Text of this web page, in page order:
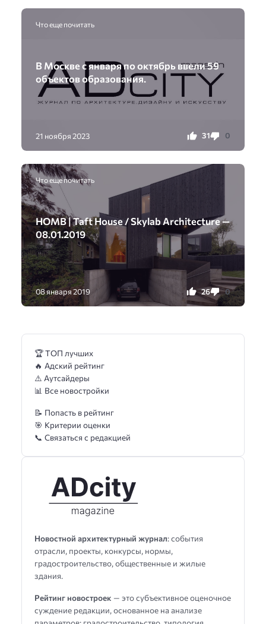
Что еще почитать
В Москве с января по октябрь ввели 59
объектов образования.
21 ноября 2023 31 0
Что еще почитать
HOMB | Taft House / Skylab Architecture —
08.01.2019
08 января 2019 26 0
Новостной архитектурный журнал: события
отрасли, проекты, конкурсы, нормы,
градостроительство, общественные и жилые
здания.
Рейтинг новостроек — это субъективное оценочное
суждение редакции, основанное на анализе
🏆 ТОП лучших
🔥 Адский рейтинг
⚠️ Аутсайдеры
📊 Все новостройки
📝 Попасть в рейтинг
🎯 Критерии оценки
📞 Связаться с редакцией